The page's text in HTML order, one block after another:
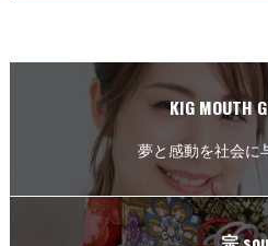
KIG MOUTH
夢と感動を社会に